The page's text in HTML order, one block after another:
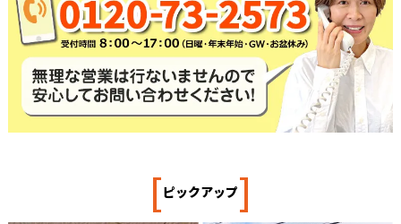
[ピックアップ]